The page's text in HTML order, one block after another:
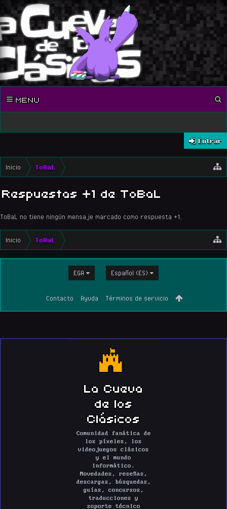
MENU
Entrar
Inicio ToBaL
Respuestas +1 de ToBaL
ToBaL no tiene ningún mensaje marcado como respuesta +1.
Inicio ToBaL
EGA Español (ES)
Contacto Ayuda Términos de servicio
La Cueva
de los
Clásicos
Comunidad fanática de
los píxeles, los
videojuegos clásicos
y el mundo
informático.
Novedades, reseñas,
descargas, búsquedas,
guías, concursos,
traducciones y
soporte técnico